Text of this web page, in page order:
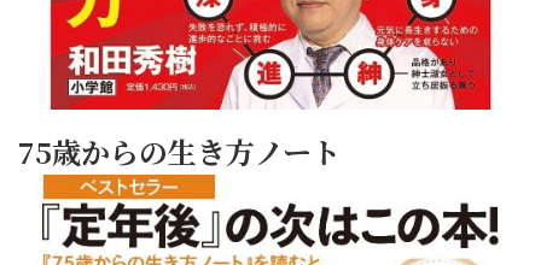
75歳からの生き方ノート